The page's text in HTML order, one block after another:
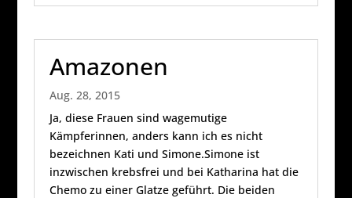
Amazonen
Aug. 28, 2015
Ja, diese Frauen sind wagemutige
Kämpferinnen, anders kann ich es nicht
bezeichnen Kati und Simone.Simone ist
inzwischen krebsfrei und bei Katharina hat die
Chemo zu einer Glatze geführt. Die beiden